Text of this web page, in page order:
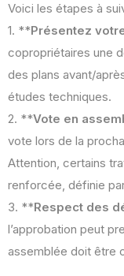
Voici les étapes à
1. **Présentez
copropriétaires une
des plans avant/
études techniques.
2. **Vote en
vote lors de la
Attention, certains
renforcée, définie
3. **Respect des
l’approbation peut
assemblée doit être